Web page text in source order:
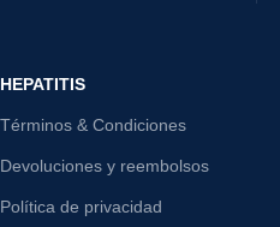
HEPATITIS
Términos & Condiciones
Devoluciones y reembolsos
Política de privacidad